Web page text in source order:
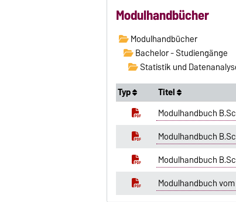
Modulhandbücher
Modulhandbücher
Bachelor - Studiengänge
Statistik und
Typ
Titel
Modulhandbuch
Modulhandbuch
Modulhandbuch
Modulhandbuch